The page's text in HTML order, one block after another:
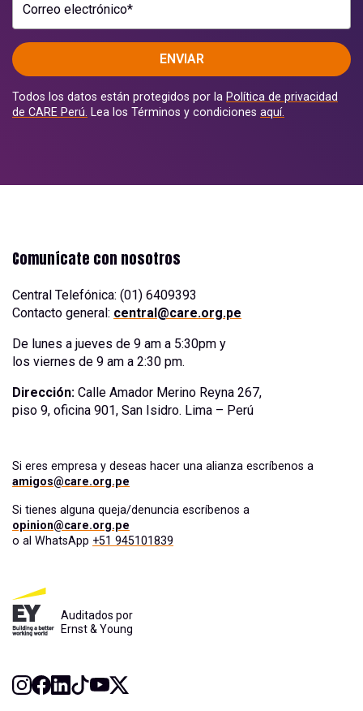
Correo electrónico*
ENVIAR
Todos los datos están protegidos por la Política de privacidad
de CARE Perú. Lea los Términos y condiciones aquí.
Comunícate con nosotros
Central Telefónica: (01) 6409393
Contacto general: central@care.org.pe
De lunes a jueves de 9 am a 5:30pm y
los viernes de 9 am a 2:30 pm.
Dirección: Calle Amador Merino Reyna 267,
piso 9, oficina 901, San Isidro. Lima – Perú
Si eres empresa y deseas hacer una alianza escríbenos a
amigos@care.org.pe
Si tienes alguna queja/denuncia escríbenos a
opinion@care.org.pe
o al WhatsApp +51 945101839
Auditados por
Ernst & Young